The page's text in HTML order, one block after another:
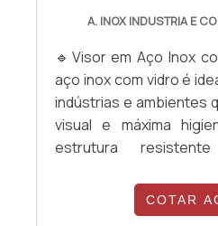
A. INOX INDUSTRIA E
🔹Visor em Aço Inox com Vidro
aço inox com vidro é
indústrias e ambientes
visual e máxima
estrutura
ambientes internos,
vedação e a
COTAR